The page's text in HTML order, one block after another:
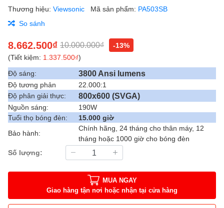
Thương hiệu: Viewsonic Mã sản phẩm: PA503SB
So sánh
8.662.500₫ 10.000.000₫
-13%
(Tiết kiệm: 1.337.500₫)
Độ sáng:
3800 Ansi lumens
Độ tương phản
22.000:1
Độ phân giải thực:
800x600 (SVGA)
Nguồn sáng:
190W
Tuổi thọ bóng đèn:
15.000 giờ
Bảo hành:
Chính hãng, 24 tháng cho thân máy, 12
tháng hoặc 1000 giờ cho bóng đèn
Số lượng:
MUA NGAY
Giao hàng tận nơi hoặc nhận tại cửa hàng